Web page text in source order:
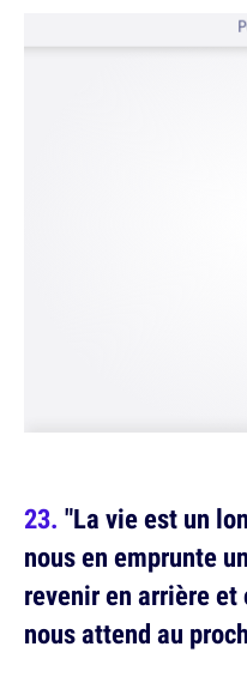
"La vie est un
nous en emprunte
revenir en arrière
nous attend au